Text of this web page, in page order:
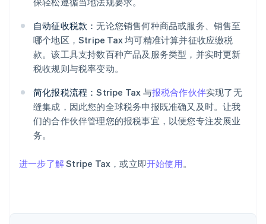
自动征收税款：无论您销售何种商品或服务、销售至
哪个地区，Stripe Tax 均可精准计算并征收应缴税
款。该工具支持数百种产品及服务类型，并实时更新
税收规则与税率变动。
简化报税流程：Stripe Tax 与报税合作伙伴实现了无
缝集成，因此您的全球税务申报既准确又及时。让我
们的合作伙伴管理您的报税事宜，以便您专注发展业
务。
进一步了解Stripe Tax，或立即开始使用。
阿联酋
English
爱尔兰
English
English
奥地利
Deutsch English
澳大利亚
English
PortuguêsEnglish
保加利亚